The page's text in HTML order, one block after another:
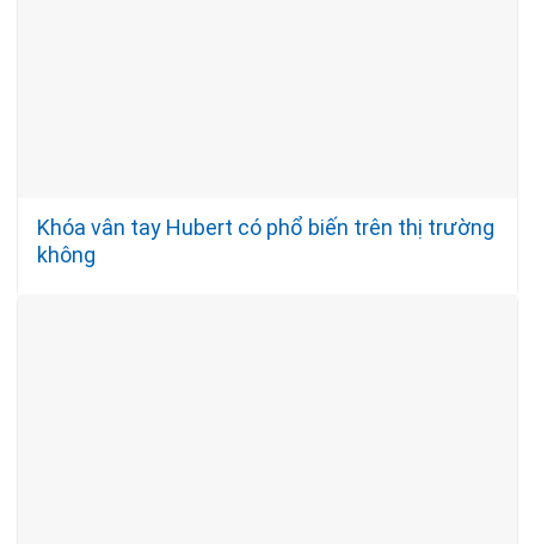
Khóa vân tay Hubert có phổ biến trên thị trường
không